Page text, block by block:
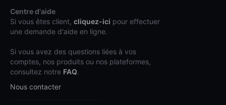
Centre d'aide
Si vous êtes client, cliquez-ici pour effectuer
une demande d'aide en ligne.
Si vous avez des questions liées à vos
comptes, nos produits ou nos plateformes,
consultez notre FAQ.
Nous contacter